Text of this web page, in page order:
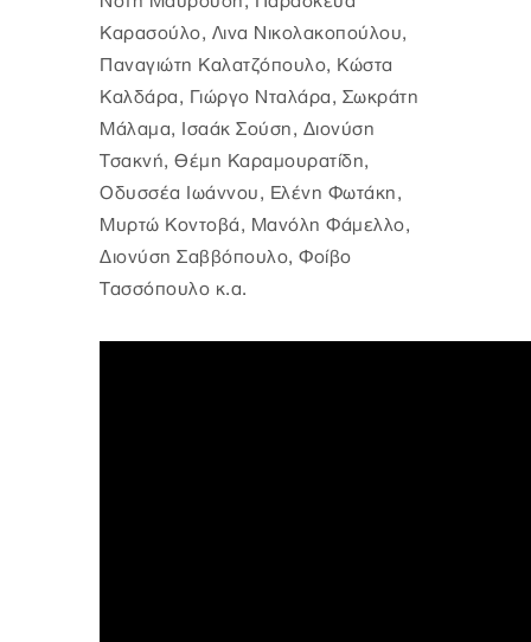
Καρασούλο, Λινα Νικολακοπούλου,
Παναγιώτη Καλατζόπουλο, Κώστα
Καλδάρα, Γιώργο Νταλάρα, Σωκράτη
Μάλαμα, Ισαάκ Σούση, Διονύση
Τσακνή, Θέμη Καραμουρατίδη,
Οδυσσέα Ιωάννου, Ελένη Φωτάκη,
Μυρτώ Κοντοβά, Μανόλη Φάμελλο,
Διονύση Σαββόπουλο, Φοίβο
Τασσόπουλο κ.α.